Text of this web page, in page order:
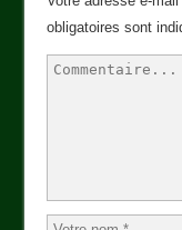
obligatoires sont